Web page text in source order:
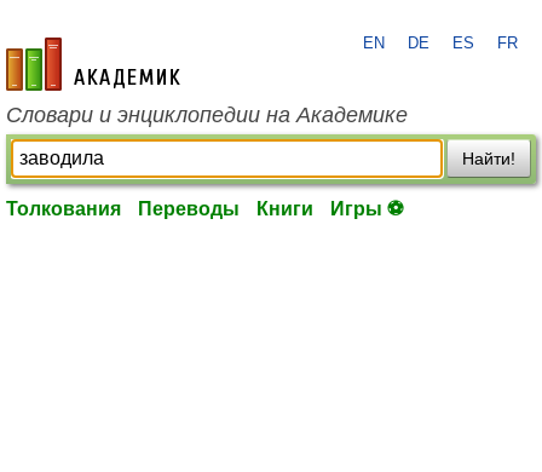
academic.ru
EN DE ES FR
Словари и энциклопедии на Академике
Найти!
Толкования Переводы Книги Игры ⚽